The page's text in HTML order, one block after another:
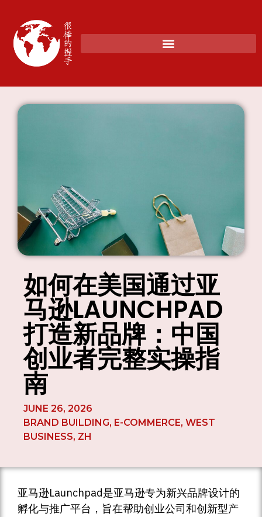
如何在美国通过亚
马逊LAUNCHPAD
打造新品牌：中国
创业者完整实操指
南
JUNE 26, 2026
BRAND BUILDING, E-COMMERCE, WEST
BUSINESS, ZH
亚马逊Launchpad是亚马逊专为新兴品牌设计的
孵化与推广平台，旨在帮助创业公司和创新型产